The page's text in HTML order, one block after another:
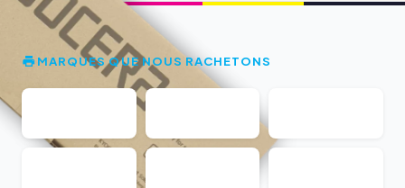
MARQUES QUE NOUS RACHETONS